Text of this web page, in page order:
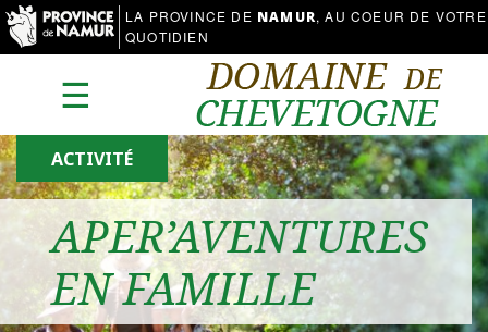
LA PROVINCE DE NAMUR, AU COEUR DE VOTRE
QUOTIDIEN
☰
ACTIVITÉ
APER’AVENTURES
EN FAMILLE